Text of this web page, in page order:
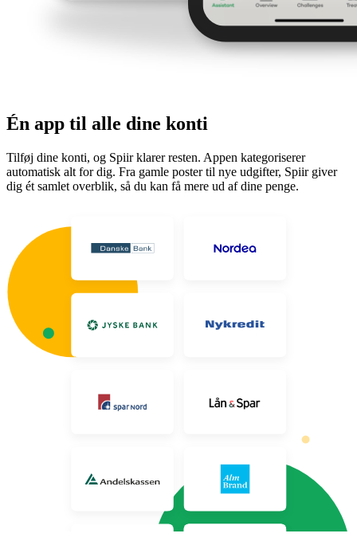
Én app til alle dine konti
Tilføj dine konti, og Spiir klarer resten. Appen kategoriserer
automatisk alt for dig. Fra gamle poster til nye udgifter, Spiir giver
dig ét samlet overblik, så du kan få mere ud af dine penge.